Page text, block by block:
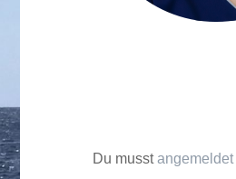
Du musstangemeldet